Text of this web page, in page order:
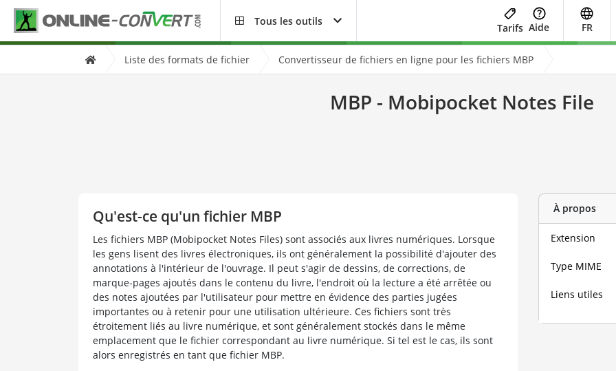
Tous les outils
Tarifs Aide FR
Liste des formats de fichier Convertisseur de fichiers en ligne pour les fichiers MBP
MBP - Mobipocket Notes File
Qu'est-ce qu'un fichier MBP
Les fichiers MBP (Mobipocket Notes Files) sont associés aux livres numériques. Lorsque
les gens lisent des livres électroniques, ils ont généralement la possibilité d'ajouter des
annotations à l'intérieur de l'ouvrage. Il peut s'agir de dessins, de corrections, de
marque-pages ajoutés dans le contenu du livre, l'endroit où la lecture a été arrêtée ou
des notes ajoutées par l'utilisateur pour mettre en évidence des parties jugées
importantes ou à retenir pour une utilisation ultérieure. Ces fichiers sont très
étroitement liés au livre numérique, et sont généralement stockés dans le même
emplacement que le fichier correspondant au livre numérique. Si tel est le cas, ils sont
alors enregistrés en tant que fichier MBP.
À propos
Extension
Type MIME
Liens utiles